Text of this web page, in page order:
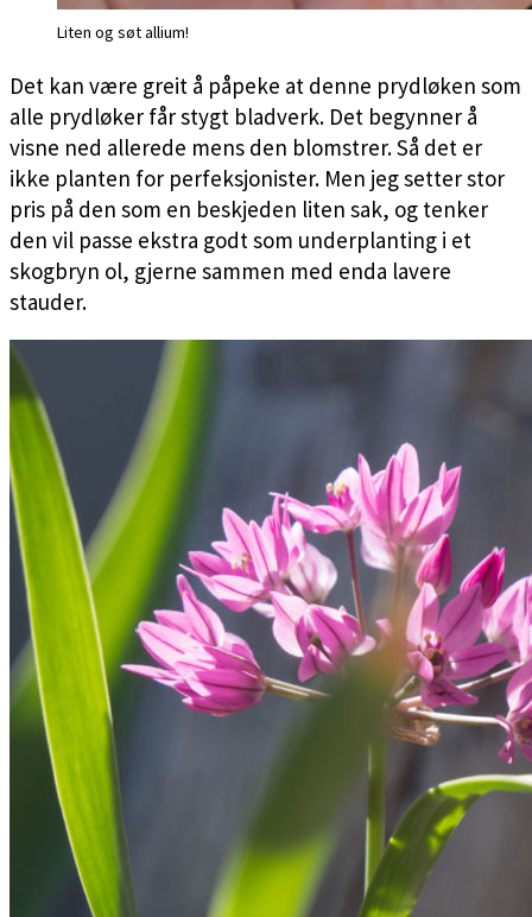
Liten og søt allium!
Det kan være greit å påpeke at denne prydløken som
alle prydløker får stygt bladverk. Det begynner å
visne ned allerede mens den blomstrer. Så det er
ikke planten for perfeksjonister. Men jeg setter stor
pris på den som en beskjeden liten sak, og tenker
den vil passe ekstra godt som underplanting i et
skogbryn ol, gjerne sammen med enda lavere
stauder.